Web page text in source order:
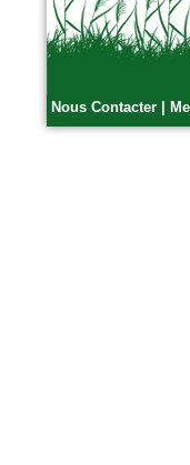
n°179 - Mars 2017
Conception,
gestion des
Espace publique et
Nous Contacter